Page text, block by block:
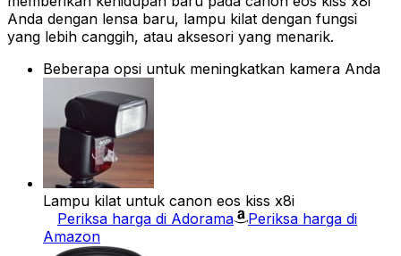
Anda dengan lensa baru, lampu kilat dengan fungsi
yang lebih canggih, atau aksesori yang menarik.
Beberapa opsi untuk meningkatkan kamera Anda
Lampu kilat untuk canon eos kiss x8i
Periksa harga di Adorama
Periksa harga di
Amazon